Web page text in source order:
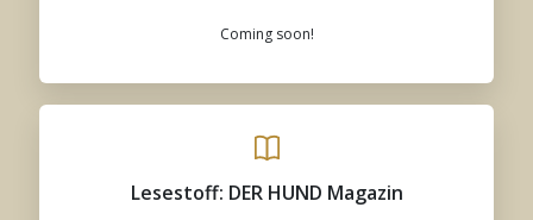
Coming soon!
Lesestoff: DER HUND Magazin